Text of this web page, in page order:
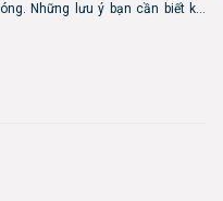
Những lưu ý bạn cần biết khi